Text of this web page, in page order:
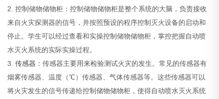
2. 控制储物储物柜：控制储物储物柜是整个系统的大脑，负责接收
来自火灾探测器的信号，并按照预设的程序控制灭火设备的启动和
停止。学生可以经过查看和实操控制储物储物柜，掌控把握自动喷
水灭火系统的实际实操过程。
3.传感器 ：传感器主要用来检验测试火灾的发生。常见的传感器有
烟雾传感器、温度（℃）传感器、气体传感器等。这些传感器可以
将火灾发生的信号传递给控制储物储物柜，使得自动喷水灭火系统